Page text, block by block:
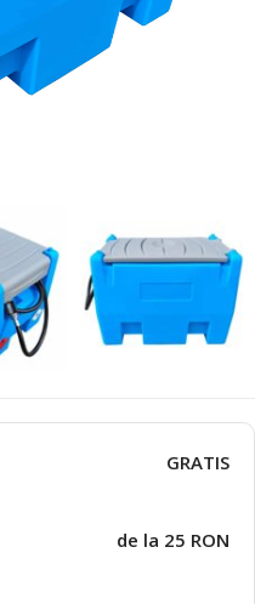
GRATIS
de la 25 RON